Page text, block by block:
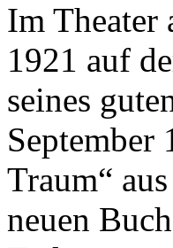
Im Theater
1921 auf
seines
September
Traum“
neuen